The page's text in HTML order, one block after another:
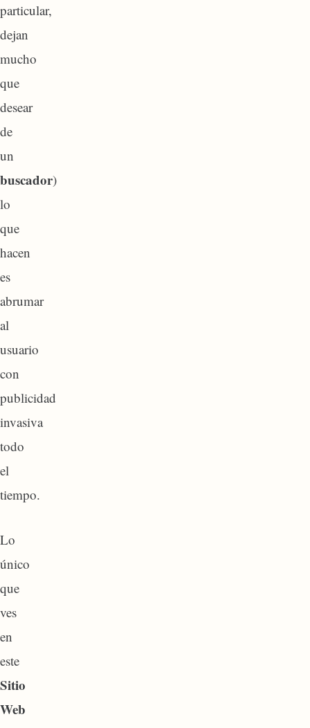
particular,
dejan
mucho
que
desear
de
un
buscador)
lo
que
hacen
es
abrumar
al
usuario
con
publicidad
invasiva
todo
el
tiempo.
Lo
único
que
ves
en
este
Sitio
Web